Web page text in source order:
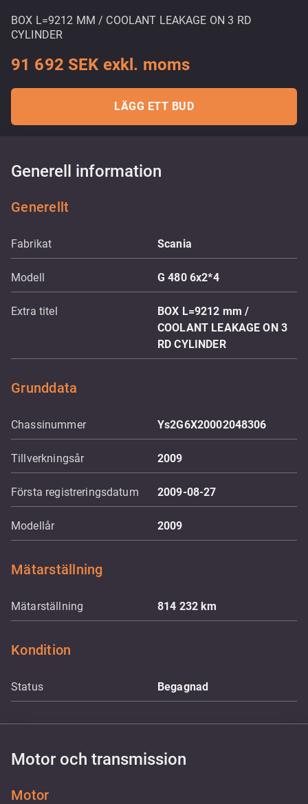
BOX L=9212 MM / COOLANT LEAKAGE ON 3 RD
CYLINDER
91 692 SEK exkl. moms
LÄGG ETT BUD
Generell information
Generellt
Fabrikat Scania
Modell G 480 6x2*4
Extra titel
BOX L=9212 mm /
COOLANT LEAKAGE ON 3
RD CYLINDER
Grunddata
Chassinummer Ys2G6X20002048306
Tillverkningsår 2009
Första registreringsdatum 2009-08-27
Modellår 2009
Mätarställning
Mätarställning 814 232km
Kondition
Status Begagnad
Motor och transmission
Motor